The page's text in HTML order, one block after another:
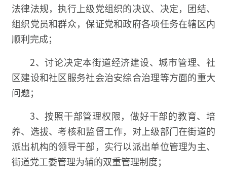
法律法规，执行上级党组织的决议、决定，团结、
组织党员和群众，保证党和政府各项任务在辖区内
顺利完成；
2、讨论决定本街道经济建设、城市管理、社
区建设和社区服务社会治安综合治理等方面的重大
问题；
3、按照干部管理权限，做好干部的教育、培
养、选拔、考核和监督工作，对上级部门在街道的
派出机构的领导干部，实行以派出单位管理为主、
街道党工委管理为辅的双重管理制度；